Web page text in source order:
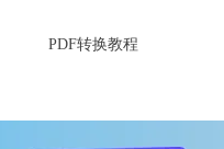
PDF转换教程